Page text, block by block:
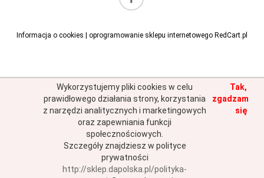
Informacja o cookies | oprogramowanie sklepu internetowego RedCart.pl
Wykorzystujemy pliki cookies w celu
prawidłowego działania strony, korzystania
z narzędzi analitycznych i marketingowych
oraz zapewniania funkcji
społecznościowych.
Szczegóły znajdziesz w polityce
prywatności
http://sklep.dapolska.pl/polityka-
Tak,
zgadzam
się